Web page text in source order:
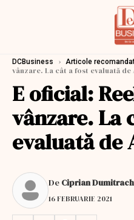
DCBusiness › Articole
vânzare. La cât a fost evaluată de
E oficial:
vânzare. La
evaluată de
De Ciprian
16 FEBRUARIE 2021